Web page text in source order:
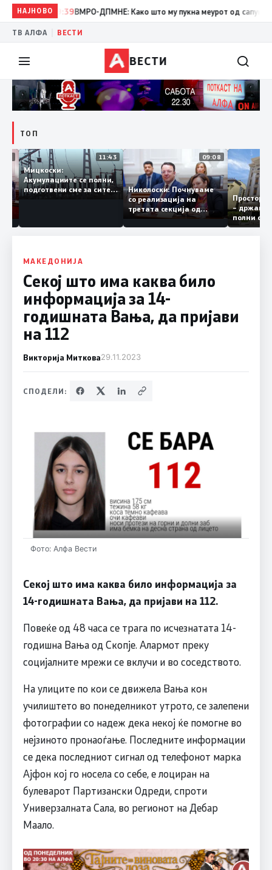
НАЈНОВО
19:39 ВМРО-ДПМНЕ: Како што му пукна меурот од сапуница
ТВ АЛФА ВЕСТИ
ВЕСТИ
ТОП
12:03
за
11:43
Мицкоски:
Акумулациите се полни,
подготвени сме за сите
ризици, не размислување
09:08
Николоски: Почнуваме
со реализација на
третата секција од
железничкиот Коридор
8, Македонија станува
–
полни
МАКЕДОНИЈА
Секој што има каква било
информација за 14-
годишната Вања, да пријави
на 112
Викторија Миткова29.11.2023
СПОДЕЛИ:
Фото: Алфа Вести
Секој што има каква било информација за
14-годишната Вања, да пријави на 112.
Повеќе од 48 часа се трага по исчезнатата 14-
годишна Вања од Скопје. Алармот преку
социјалните мрежи се вклучи и во соседството.
На улиците по кои се движела Вања кон
училиштето во понеделникот утрото, се залепени
фотографии со надеж дека некој ќе помогне во
нејзиното пронаоѓање. Последните информации
се дека последниот сигнал од телефонот марка
Ајфон кој го носела со себе, е лоциран на
булеварот Партизански Одреди, спроти
Универзалната Сала, во регионот на Дебар
Маало.